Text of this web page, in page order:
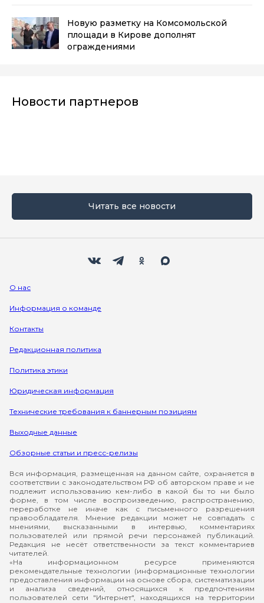
Новую разметку на Комсомольской
площади в Кирове дополнят
ограждениями
Новости партнеров
Читать все новости
О нас
Информация о команде
Контакты
Редакционная политика
Политика этики
Юридическая информация
Технические требования к баннерным позициям
Выходные данные
Обзорные статьи и пресс-релизы
Вся информация, размещенная на данном сайте, охраняется в
соответствии с законодательством РФ об авторском праве и не
подлежит использованию кем-либо в какой бы то ни было
форме, в том числе воспроизведению, распространению,
переработке не иначе как с письменного разрешения
правообладателя. Мнение редакции может не совпадать с
мнениями, высказанными в интервью, комментариях
пользователей или прямой речи персонажей публикаций.
Редакция не несёт ответственности за текст комментариев
читателей.
«На информационном ресурсе применяются
рекомендательные технологии (информационные технологии
предоставления информации на основе сбора, систематизации
и анализа сведений, относящихся к предпочтениям
пользователей сети "Интернет", находящихся на территории